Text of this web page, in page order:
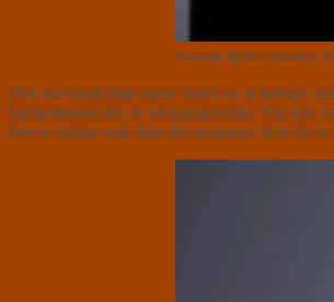
Amanda Rubio Sánchez,
Den menneskelige natur byder os at kæmpe
hjælpeløshed der er udslagsgivende. Og selv
Det er måske nok ikke det smarteste hvis du